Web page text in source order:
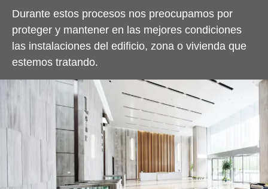
Durante estos procesos nos preocupamos por
proteger y mantener en las mejores condiciones
las instalaciones del edificio, zona o vivienda que
estemos tratando.